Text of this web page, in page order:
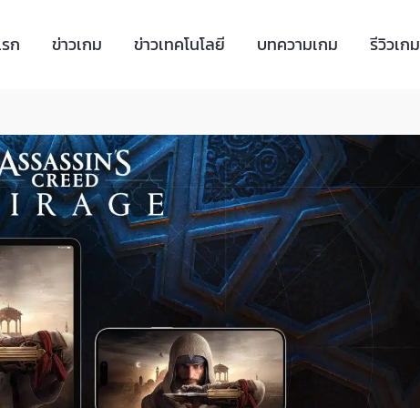
ก ข่าวเกม ข่าวเทคโนโลยี บทความเกม รีวิวเกม